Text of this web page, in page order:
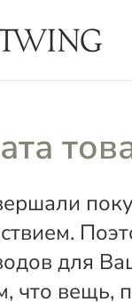
для
что вещь,